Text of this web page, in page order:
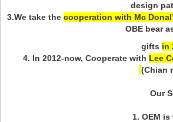
design
3.We take the cooperation with Mc Donal’
OBE bear
gifts in
4. In 2012-now, Cooperate with Lee
(Chian
Our
1. OEM